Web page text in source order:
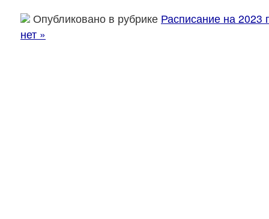
Опубликовано в рубрике Расписание на 2023
нет »